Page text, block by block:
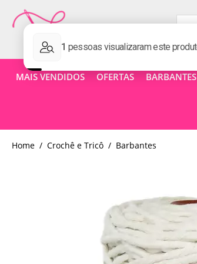
MAIS VENDIDOS OFERTAS BARBANTES
home Crochê e Tricô barbantes